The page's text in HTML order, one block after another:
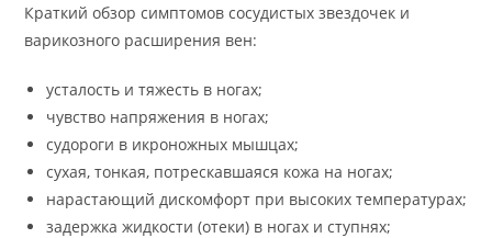
Краткий обзор симптомов сосудистых звездочек и
варикозного расширения вен:
усталость и тяжесть в ногах;
чувство напряжения в ногах;
судороги в икроножных мышцах;
сухая, тонкая, потрескавшаяся кожа на ногах;
нарастающий дискомфорт при высоких температурах;
задержка жидкости (отеки) в ногах и ступнях;